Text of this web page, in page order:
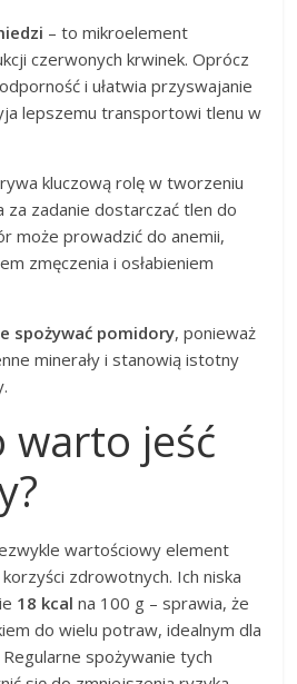
– to mikroelement
czerwonych krwinek. Oprócz
i ułatwia przyswajanie
lepszemu transportowi tlenu w
kluczową rolę w tworzeniu
za zadanie dostarczać tlen do
może prowadzić do anemii,
zmęczenia i osłabieniem
spożywać pomidory, ponieważ
minerały i stanowią istotny
warto jeść
wartościowy element
zdrowotnych. Ich niska
18 kcal na 100 g – sprawia, że
do wielu potraw, idealnym dla
spożywanie tych